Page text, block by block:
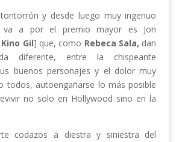
y desde luego muy ingenuo
va a por el premio mayor es Jon
Kino Gil] que, como Rebeca Sala, dan
diferente, entre la chispeante
buenos personajes y el dolor muy
todos, autoengañarse lo más posible
no solo en Hollywood sino en la
codazos a diestra y siniestra del